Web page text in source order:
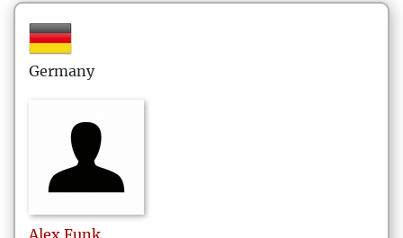
Germany
Alex Funk